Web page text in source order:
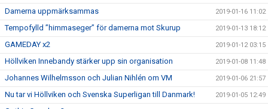
Damerna uppmärksammas 2019-01-16 11:02
Tempofylld ”himmaseger” för damerna mot Skurup 2019-01-13 18:12
GAMEDAY x2 2019-01-12 03:15
Höllviken Innebandy stärker upp sin organisation 2019-01-08 11:48
Johannes Wilhelmsson och Julian Nihlén om VM 2019-01-06 21:57
Nu tar vi Höllviken och Svenska Superligan till Danmark! 2019-01-05 12:49